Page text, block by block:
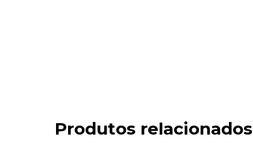
Produtos relacionados